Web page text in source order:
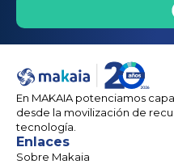
En MAKAIA potenciamos
desde la movilización de
tecnología.
Enlaces
Sobre Makaia